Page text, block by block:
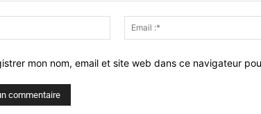
:*
mon nom, email et site web dans ce navigateur